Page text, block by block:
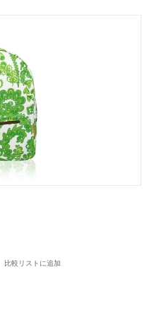
比較リストに追加